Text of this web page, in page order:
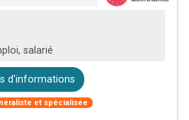
salarié
d'informations
et spécialisée